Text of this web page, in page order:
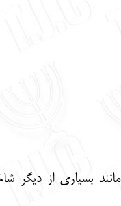
مانند بسیاری از